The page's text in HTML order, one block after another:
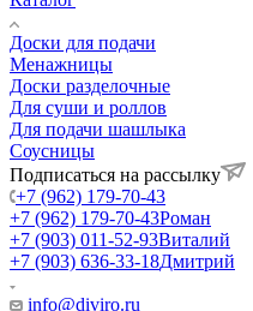
Доски для подачи
Менажницы
Доски разделочные
Для суши и роллов
Для подачи шашлыка
Соусницы
Подписаться на рассылку
+7 (962) 179-70-43
+7 (962) 179-70-43Роман
+7 (903) 011-52-93Виталий
+7 (903) 636-33-18Дмитрий
info@diviro.ru